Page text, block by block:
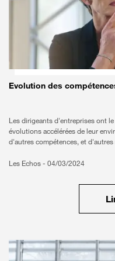
Bon à
Evolution des
Les dirigeants d'entreprises ont
évolutions accélérées de leur
d'autres compétences, et
Les Echos - 04/03/2024